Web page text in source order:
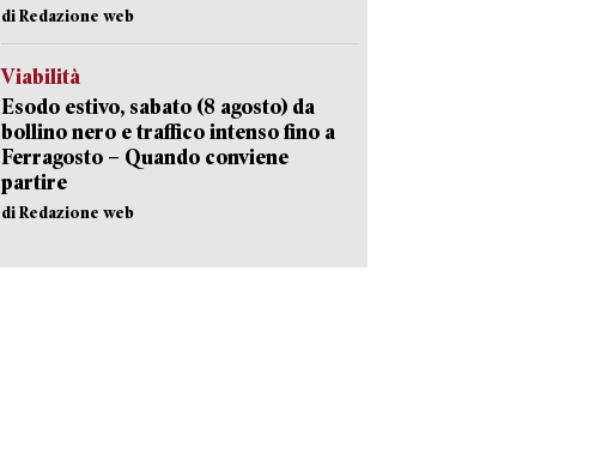
di Redazione web
Viabilità
Esodo estivo, sabato (8 agosto) da
bollino nero e traffico intenso fino a
Ferragosto – Quando conviene
partire
di Redazione web